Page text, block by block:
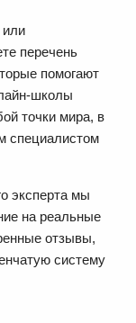
или
перечень
помогают
школы
точки мира, в
специалистом
эксперта мы
на реальные
отзывы,
систему